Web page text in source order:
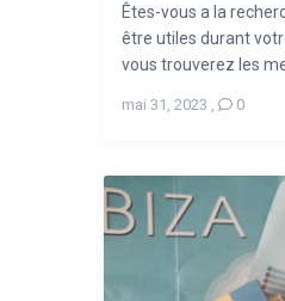
Êtes-vous a la
être utiles durant
vous trouverez les
mai 31, 2023 0